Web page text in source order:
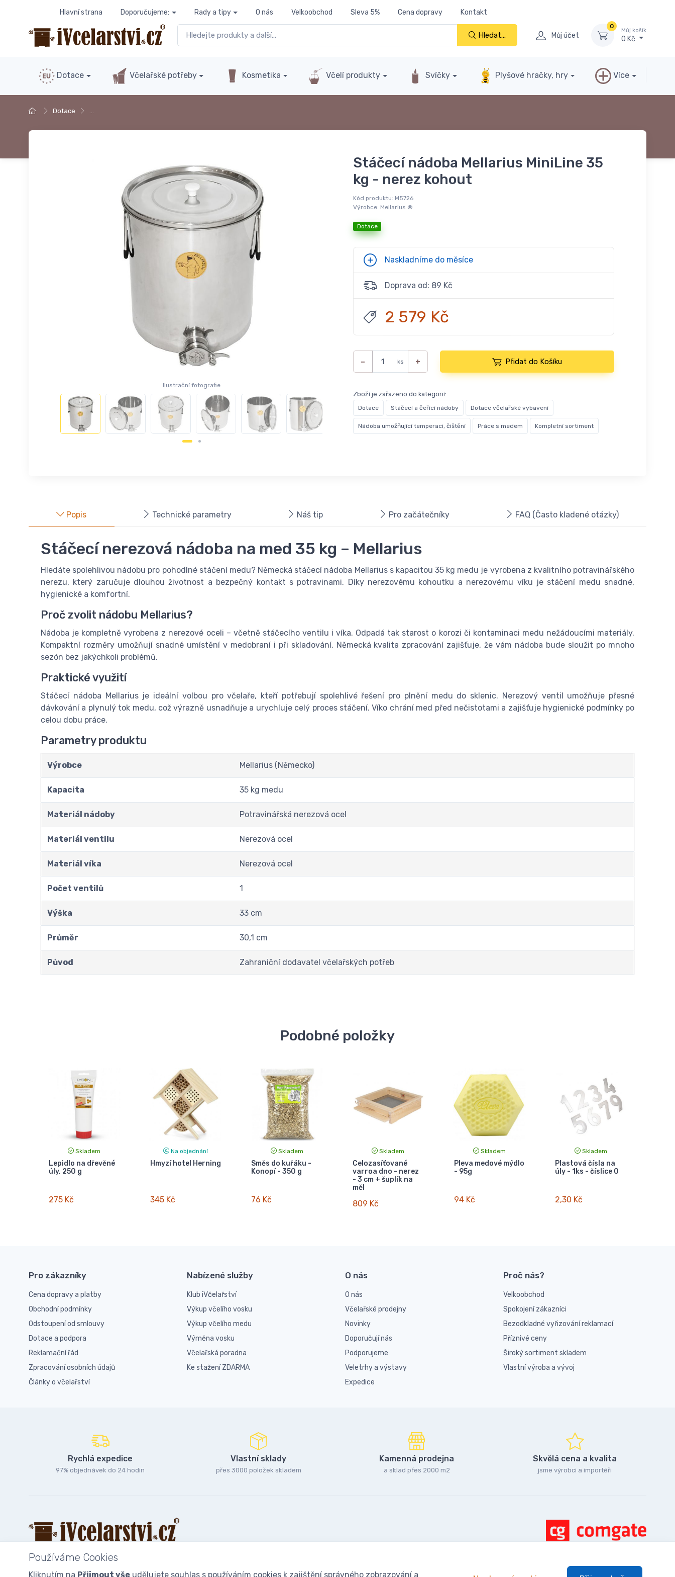
Hlavní strana Doporučujeme: Rady a tipy O nás Velkoobchod Sleva 5% Cena dopravy Kontakt
Hledat... Můj účet
0
Můj košík
0 Kč
Dotace Včelařské potřeby Kosmetika Včelí produkty Svíčky Plyšové hračky, hry Více
Dotace …
Ilustrační fotografie
Stáčecí nádoba Mellarius MiniLine 35
kg - nerez kohout
Kód produktu: M5726
Výrobce: Mellarius ®
Dotace
Naskladníme do měsíce
Doprava od: 89 Kč
2 579 Kč
− ks + Přidat do Košíku
Zboží je zařazeno do kategorií:
Dotace Stáčecí a čeřící nádoby Dotace včelařské vybavení
Nádoba umožňující temperaci, čištění Práce s medem Kompletní sortiment
Popis Technické parametry Náš tip Pro začátečníky FAQ (Často kladené otázky)
Stáčecí nerezová nádoba na med 35 kg – Mellarius
Hledáte spolehlivou nádobu pro pohodlné stáčení medu? Německá stáčecí nádoba Mellarius s kapacitou 35 kg medu je vyrobena z kvalitního potravinářského
nerezu, který zaručuje dlouhou životnost a bezpečný kontakt s potravinami. Díky nerezovému kohoutku a nerezovému víku je stáčení medu snadné,
hygienické a komfortní.
Proč zvolit nádobu Mellarius?
Nádoba je kompletně vyrobena z nerezové oceli – včetně stáčecího ventilu i víka. Odpadá tak starost o korozi či kontaminaci medu nežádoucími materiály.
Kompaktní rozměry umožňují snadné umístění v medobraní i při skladování. Německá kvalita zpracování zajišťuje, že vám nádoba bude sloužit po mnoho
sezón bez jakýchkoli problémů.
Praktické využití
Stáčecí nádoba Mellarius je ideální volbou pro včelaře, kteří potřebují spolehlivé řešení pro plnění medu do sklenic. Nerezový ventil umožňuje přesné
dávkování a plynulý tok medu, což výrazně usnadňuje a urychluje celý proces stáčení. Víko chrání med před nečistotami a zajišťuje hygienické podmínky po
celou dobu práce.
Parametry produktu
Výrobce Mellarius (Německo)
Kapacita 35 kg medu
Materiál nádoby Potravinářská nerezová ocel
Materiál ventilu Nerezová ocel
Materiál víka Nerezová ocel
Počet ventilů 1
Výška 33 cm
Průměr 30,1 cm
Původ Zahraniční dodavatel včelařských potřeb
Podobné položky
Skladem
Lepidlo na dřevěné
úly, 250 g
275 Kč
Na objednání
Hmyzí hotel Herning
345 Kč
Skladem
Směs do kuřáku -
Konopí - 350 g
76 Kč
Skladem
Celozasíťované
varroa dno - nerez
- 3 cm + šuplík na
měl
809 Kč
Skladem
Pleva medové mýdlo
- 95g
94 Kč
Skladem
Plastová čísla na
úly - 1ks - číslice 0
2,30 Kč
Pro zákazníky
Cena dopravy a platby
Obchodní podmínky
Odstoupení od smlouvy
Dotace a podpora
Reklamační řád
Zpracování osobních údajů
Články o včelařství
Nabízené služby
Klub iVčelařství
Výkup včelího vosku
Výkup včelího medu
Výměna vosku
Včelařská poradna
Ke stažení ZDARMA
O nás
O nás
Včelařské prodejny
Novinky
Doporučují nás
Podporujeme
Veletrhy a výstavy
Expedice
Proč nás?
Velkoobchod
Spokojení zákazníci
Bezodkladné vyřizování reklamací
Příznivé ceny
Široký sortiment skladem
Vlastní výroba a vývoj
Rychlá expedice
97% objednávek do 24 hodin
Vlastní sklady
přes 3000 položek skladem
Kamenná prodejna
a sklad přes 2000 m2
Skvělá cena a kvalita
jsme výrobci a importéři
Používáme Cookies
Kliknutím na Přijmout vše udělujete souhlas s používáním cookies k zajištění správného zobrazování a